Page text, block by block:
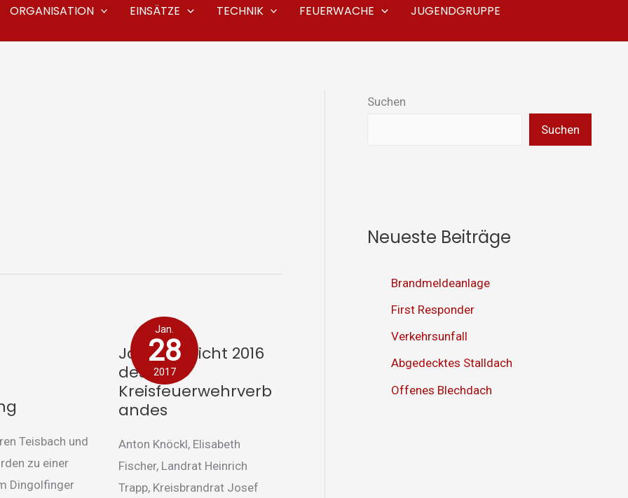
ORGANISATION EINSÄTZE TECHNIK FEUERWACHE
JUGENDGRUPPE
Teisbach und
zu einer
Dingolfinger
Jan.
28
2017
Jahresbericht 2016
des
Kreisfeuerwehrverb
andes
Anton Knöckl, Elisabeth
Fischer, Landrat Heinrich
Trapp, Kreisbrandrat Josef
Jahresbericht
2016
des
Kreisfeuerwehrverbandes
Suchen
Suchen
Neueste Beiträge
Brandmeldeanlage
First Responder
Verkehrsunfall
Abgedecktes Stalldach
Offenes Blechdach